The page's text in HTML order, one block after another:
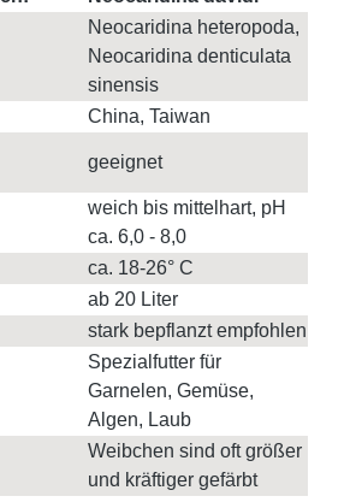
Neocaridina heteropoda,
Neocaridina denticulata
sinensis
China, Taiwan
geeignet
weich bis mittelhart, pH
ca. 6,0 - 8,0
ca. 18-26° C
ab 20 Liter
stark bepflanzt empfohlen
Spezialfutter für
Garnelen, Gemüse,
Algen, Laub
Weibchen sind oft größer
und kräftiger gefärbt